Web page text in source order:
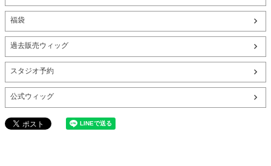
福袋
過去販売ウィッグ
スタジオ予約
公式ウィッグ